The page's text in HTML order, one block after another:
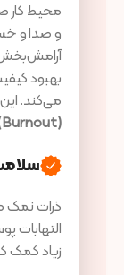
محیط کار
و صدا و
بهبود
می‌کند.
(Burnout)
ذرات نمک
التهابات
زیاد کمک